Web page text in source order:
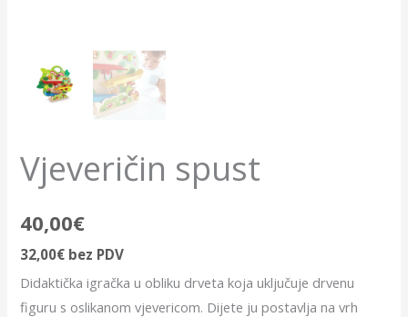
Vjeveričin spust
40,00€
32,00€ bez PDV
Didaktička igračka u obliku drveta koja uključuje drvenu
figuru s oslikanom vjevericom. Dijete ju postavlja na vrh